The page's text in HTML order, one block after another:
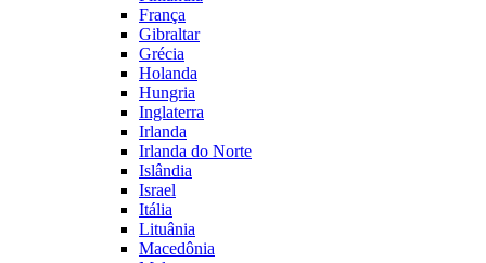
França
Gibraltar
Grécia
Holanda
Hungria
Inglaterra
Irlanda
Irlanda do Norte
Islândia
Israel
Itália
Lituânia
Macedônia